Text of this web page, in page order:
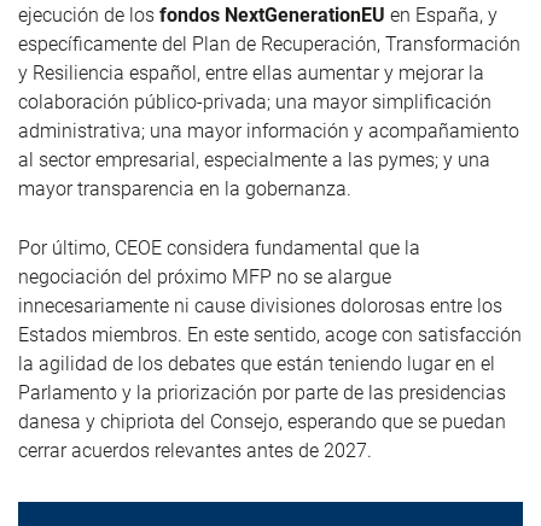
ejecución de los fondos NextGenerationEU en España, y
específicamente del Plan de Recuperación, Transformación
y Resiliencia español, entre ellas aumentar y mejorar la
colaboración público-privada; una mayor simplificación
administrativa; una mayor información y acompañamiento
al sector empresarial, especialmente a las pymes; y una
mayor transparencia en la gobernanza.
Por último, CEOE considera fundamental que la
negociación del próximo MFP no se alargue
innecesariamente ni cause divisiones dolorosas entre los
Estados miembros. En este sentido, acoge con satisfacción
la agilidad de los debates que están teniendo lugar en el
Parlamento y la priorización por parte de las presidencias
danesa y chipriota del Consejo, esperando que se puedan
cerrar acuerdos relevantes antes de 2027.